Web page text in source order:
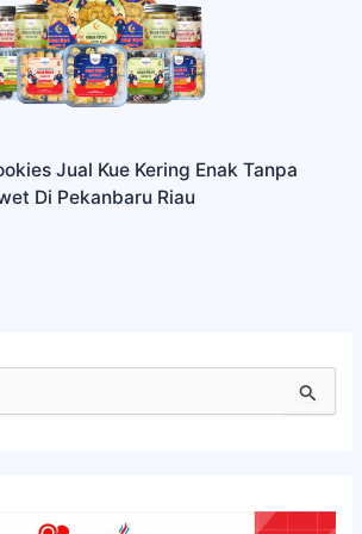
Jual Kue Kering Enak Tanpa
Di Pekanbaru Riau